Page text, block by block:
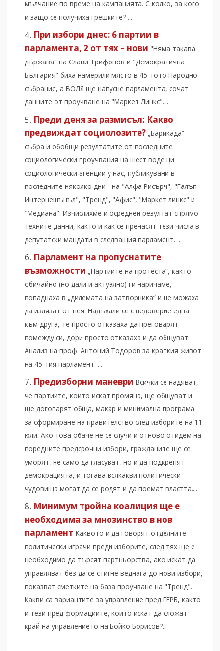
мълчание по време на кампанията. С колко, за кого
и защо се получиха грешките? ...
При избори днес: 6 партии в
парламента, 2 от тях – нови "Няма такава
държава" на Слави Трифонов и "Демократична
България" биха намерили място в 45-тото Народно
събрание, а ВОЛЯ ще напусне парламента, сочат
данните от проучване на "Маркет Линкс"....
Преди деня за размисъл: Какво
предвиждат социолозите? „Барикада“
събра и обобщи резултатите от последните
социологически проучвания на шест водещи
социологически агенции у нас, публикувани в
последните няколко дни - на "Алфа Рисърч", "Галъп
Интернешънъл", "Тренд", "Афис", "Маркет линкс" и
"Медиана". Изчислихме и осреднен резултат спрямо
техните данни, както и как се пренасят тези числа в
депутатски мандати в следващия парламент. ...
Парламент на пропуснатите
възможности „Партиите на протеста“, както
обичайно (но дали и актуално) ги наричаме,
попаднаха в „дилемата на затворника“ и не можаха
да излязат от нея. Надъхали се с недоверие една
към друга, те просто отказаха да преговарят
помежду си, дори просто отказаха и да общуват.
Анализ на проф. Антоний Тодоров за краткия живот
на 45-тия парламент. ...
Предизборни маневри Всички се надяват,
че партиите, които искат промяна, ще общуват и
ще договарят обща, макар и минимална програма
за сформиране на правителство след изборите на 11
юли. Ако това обаче не се случи и отново отидем на
поредните предсрочни избори, гражданите ще се
уморят, не само да гласуват, но и да подкрепят
демокрацията, и тогава всякакви политически
чудовища могат да се родят и да поемат властта....
Минимум тройна коалиция ще е
необходима за мнозинство в нов
парламент Каквото и да говорят отделните
политически играчи преди изборите, след тях ще е
необходимо да търсят партньорства, ако искат да
управляват без да се стигне веднага до нови избори,
показват сметките на база проучване на "Тренд".
Какви са вариантите за управление пред ГЕРБ, както
и тези пред формациите, които искат да сложат
край на управлението на Бойко Борисов?...